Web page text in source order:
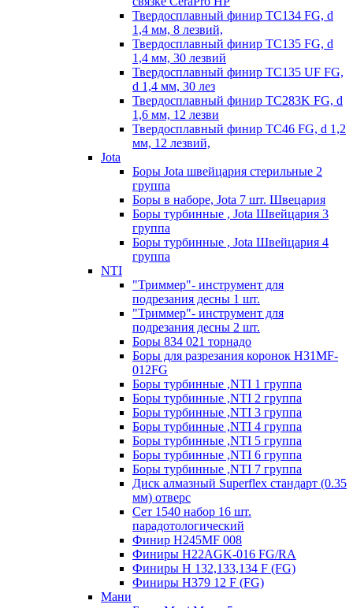
Твердосплавный финир TC134 FG, d
1,4 мм, 8 лезвий,
Твердосплавный финир TC135 FG, d
1,4 мм, 30 лезвий
Твердосплавный финир TC135 UF FG,
d 1,4 мм, 30 лез
Твердосплавный финир TC283K FG, d
1,6 мм, 12 лезви
Твердосплавный финир TC46 FG, d 1,2
мм, 12 лезвий,
Jota
Боры Jota швейцария стерильные 2
группа
Боры в наборе, Jota 7 шт. Швецария
Боры турбинные , Jota Швейцария 3
группа
Боры турбинные , Jota Швейцария 4
группа
NTI
"Триммер"- инструмент для
подрезания десны 1 шт.
"Триммер"- инструмент для
подрезания десны 2 шт.
Боры 834 021 торнадо
Боры для разрезания коронок H31MF-
012FG
Боры турбинные ,NTI 1 группа
Боры турбинные ,NTI 2 группа
Боры турбинные ,NTI 3 группа
Боры турбинные ,NTI 4 группа
Боры турбинные ,NTI 5 группа
Боры турбинные ,NTI 6 группа
Боры турбинные ,NTI 7 группа
Диск алмазный Superflex стандарт (0.35
мм) отверс
Сет 1540 набор 16 шт.
парадотологический
Финир H245MF 008
Финиры H22AGK-016 FG/RA
Финиры Н 132,133,134 F (FG)
Финиры Н379 12 F (FG)
Мани